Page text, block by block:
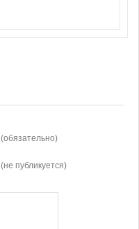
(обязательно)
(не публикуется)